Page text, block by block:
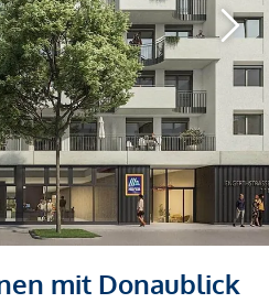
mit Donaublick